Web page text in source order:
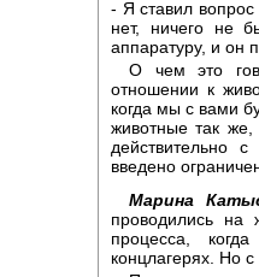
- Я ставил
нет, ничего не
аппаратуру, и он
О чем это
отношении к
когда мы с вами
животные так
действительно
введено
Марина
проводились на
процесса,
концлагерях. Но